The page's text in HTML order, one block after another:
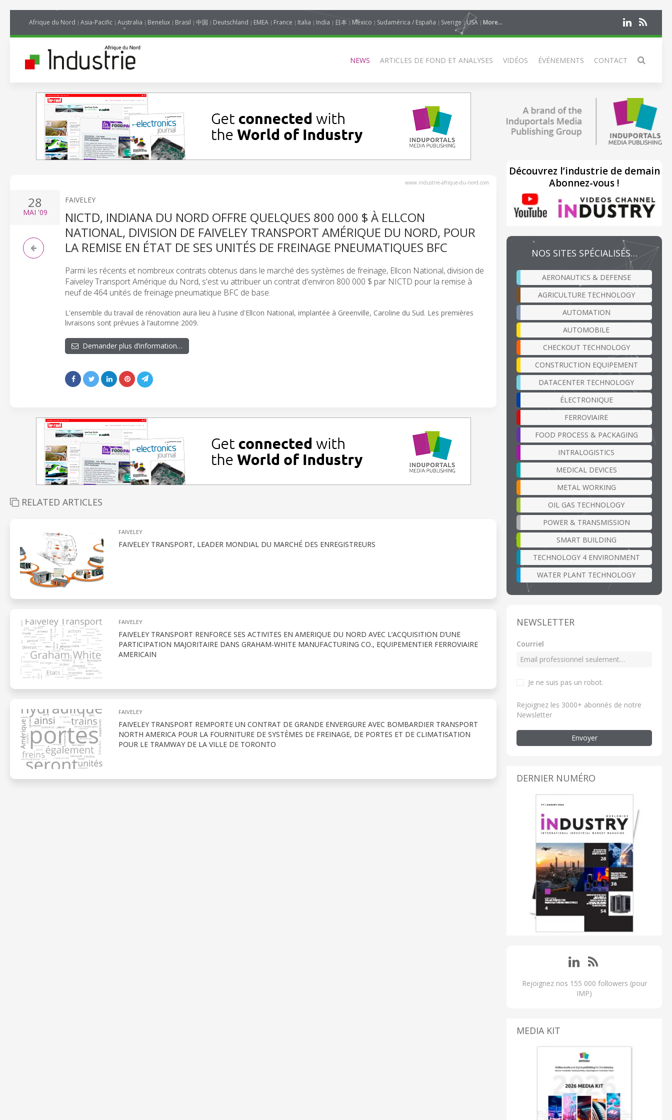
Afrique du Nord Asia-Pacific Australia Benelux Brasil 中国 Deutschland EMEA France Italia India 日本 México Sudamérica / España Sverige USA More...
NEWS ARTICLES DE FOND ET ANALYSES VIDÉOS ÉVÉNEMENTS CONTACT
www.industrie-afrique-du-nord.com
28
MAI '09
FAIVELEY
NICTD, INDIANA DU NORD OFFRE QUELQUES 800 000 $ À ELLCON
NATIONAL, DIVISION DE FAIVELEY TRANSPORT AMÉRIQUE DU NORD, POUR
LA REMISE EN ÉTAT DE SES UNITÉS DE FREINAGE PNEUMATIQUES BFC
Parmi les récents et nombreux contrats obtenus dans le marché des systèmes de freinage, Ellcon National, division de
Faiveley Transport Amérique du Nord, s'est vu attribuer un contrat d'environ 800 000 $ par NICTD pour la remise à
neuf de 464 unités de freinage pneumatique BFC de base.
L'ensemble du travail de rénovation aura lieu à l'usine d'Ellcon National, implantée à Greenville, Caroline du Sud. Les premières
livraisons sont prévues à l’automne 2009.
Demander plus d’information…
RELATED ARTICLES
FAIVELEY
FAIVELEY TRANSPORT, LEADER MONDIAL DU MARCHÉ DES ENREGISTREURS
FAIVELEY
FAIVELEY TRANSPORT RENFORCE SES ACTIVITES EN AMERIQUE DU NORD AVEC L’ACQUISITION D’UNE
PARTICIPATION MAJORITAIRE DANS GRAHAM-WHITE MANUFACTURING CO., EQUIPEMENTIER FERROVIAIRE
AMERICAIN
FAIVELEY
FAIVELEY TRANSPORT REMPORTE UN CONTRAT DE GRANDE ENVERGURE AVEC BOMBARDIER TRANSPORT
NORTH AMERICA POUR LA FOURNITURE DE SYSTÈMES DE FREINAGE, DE PORTES ET DE CLIMATISATION
POUR LE TRAMWAY DE LA VILLE DE TORONTO
Découvrez l’industrie de demain
Abonnez-vous !
NOS SITES SPÉCIALISÉS…
AERONAUTICS & DEFENSE
AGRICULTURE TECHNOLOGY
AUTOMATION
AUTOMOBILE
CHECKOUT TECHNOLOGY
CONSTRUCTION EQUIPEMENT
DATACENTER TECHNOLOGY
ÉLECTRONIQUE
FERROVIAIRE
FOOD PROCESS & PACKAGING
INTRALOGISTICS
MEDICAL DEVICES
METAL WORKING
OIL GAS TECHNOLOGY
POWER & TRANSMISSION
SMART BUILDING
TECHNOLOGY 4 ENVIRONMENT
WATER PLANT TECHNOLOGY
NEWSLETTER
Courriel
Je ne suis pas un robot.
Rejoignez les 3000+ abonnés de notre
Newsletter
Envoyer
DERNIER NUMÉRO
Rejoignez nos 155 000 followers (pour
IMP)
MEDIA KIT